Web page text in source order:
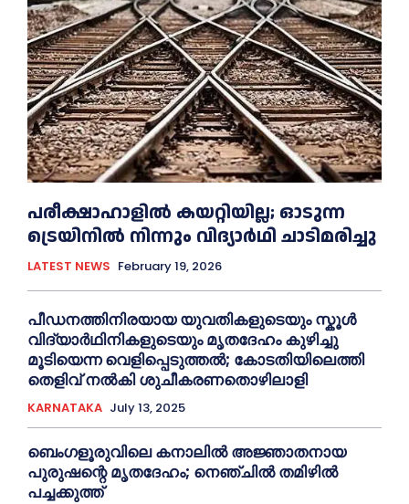
പരീക്ഷാഹാളിൽ കയറ്റിയില്ല; ഓടുന്ന
ട്രെയിനിൽ നിന്നും വിദ്യാർഥി ചാടിമരിച്ചു
LATEST NEWS February 19, 2026
പീഡനത്തിനിരയായ യുവതികളുടെയും സ്കൂൾ
വിദ്യാർഥിനികളുടെയും മൃതദേഹം കുഴിച്ചു
മൂടിയെന്ന വെളിപ്പെടുത്തൽ; കോടതിയിലെത്തി
തെളിവ് നൽകി ശുചീകരണതൊഴിലാളി
KARNATAKA July 13, 2025
ബെംഗളൂരുവിലെ കനാലിൽ അജ്ഞാതനായ
പുരുഷന്റെ മൃതദേഹം; നെഞ്ചിൽ തമിഴിൽ
പച്ചക്കുത്ത്